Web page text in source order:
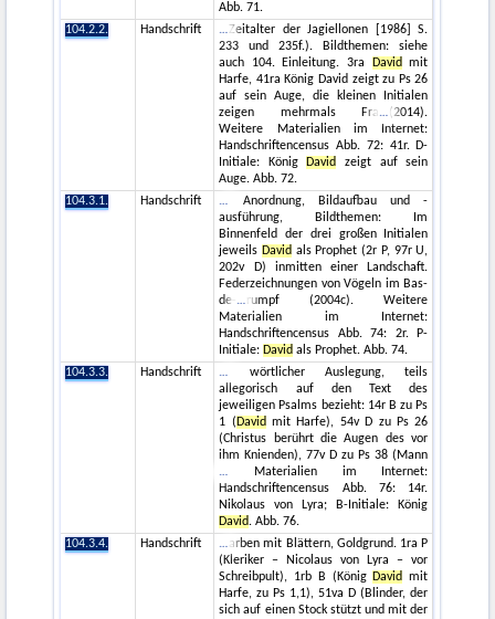
Abb. 71.
104.2.2.
Handschrift
Zeitalter der Jagiellonen [1986] S.
233 und 235f.). Bildthemen: siehe
auch 104. Einleitung. 3ra
David mit
Harfe, 41ra König David zeigt zu Ps 26
auf sein Auge, die kleinen Initialen
zeigen mehrmals Fra
(2014).
Weitere Materialien im Internet:
Handschriftencensus Abb. 72: 41r. D-
Initiale: König
David
zeigt auf sein
Auge. Abb. 72.
104.3.1.
Handschrift
Anordnung, Bildaufbau und -
ausführung, Bildthemen: Im
Binnenfeld der drei großen Initialen
jeweils David als Prophet (2r P, 97r U,
202v D) inmitten einer Landschaft.
Federzeichnungen von Vögeln im Bas-
de-
rumpf (2004c). Weitere
Materialien im Internet:
Handschriftencensus Abb. 74: 2r. P-
Initiale: David als Prophet. Abb. 74.
104.3.3.
Handschrift
wörtlicher Auslegung, teils
allegorisch auf den Text des
jeweiligen Psalms bezieht: 14r B zu Ps
1 ( David mit Harfe), 54v D zu Ps 26
(Christus berührt die Augen des vor
ihm Knienden), 77v D zu Ps 38 (Mann
Materialien im Internet:
Handschriftencensus Abb. 76: 14r.
Nikolaus von Lyra; B-Initiale: König
David. Abb. 76.
104.3.4.
Handschrift
arben mit Blättern, Goldgrund. 1ra P
(Kleriker – Nicolaus von Lyra – vor
Schreibpult), 1rb B (König David mit
Harfe, zu Ps 1,1), 51va D (Blinder, der
sich auf einen Stock stützt und mit der